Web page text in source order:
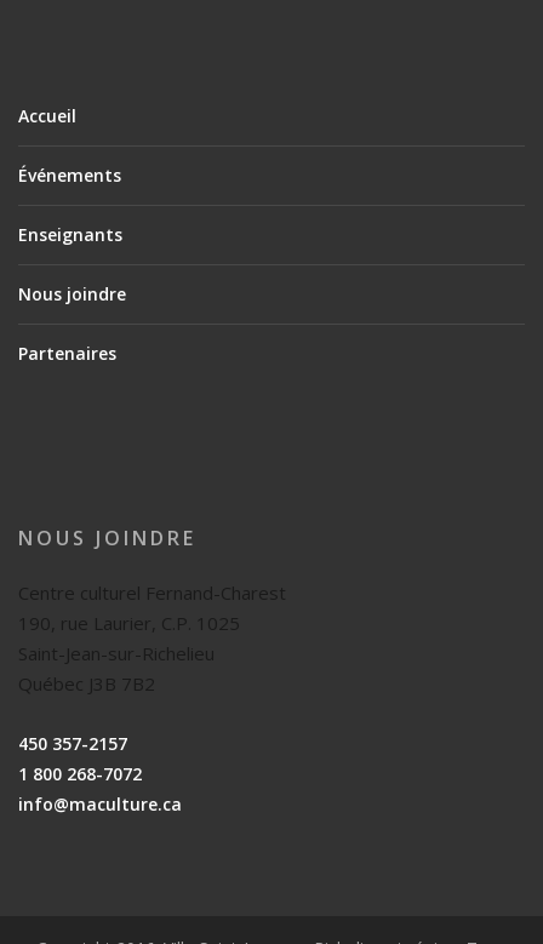
Accueil
Événements
Enseignants
Nous joindre
Partenaires
NOUS JOINDRE
Centre culturel Fernand-Charest
190, rue Laurier, C.P. 1025
Saint-Jean-sur-Richelieu
Québec J3B 7B2
450 357-2157
1 800 268-7072
info@maculture.ca